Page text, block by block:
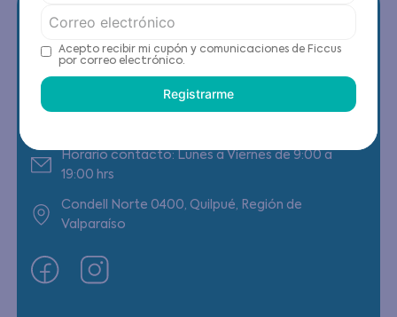
Contáctanos
Horario contacto: Lunes a Viernes de 9:00 a
19:00 hrs
Condell Norte 0400, Quilpué, Región de
Valparaíso
Acepto recibir mi cupón y comunicaciones de Ficcus
por correo electrónico.
Registrarme